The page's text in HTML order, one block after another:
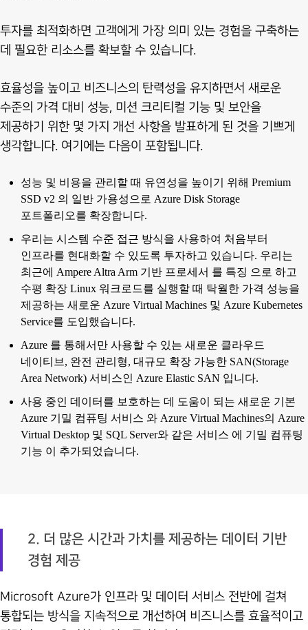
투자를 최적화하면 고객에게 가장 의미 있는 경험을 구축하는
데 필요한 리소스를 확보할 수 있습니다.
효율성을 높이고 비즈니스의 탄력성을 유지하면서 새로운
수준의 가격 대비 성능, 미션 크리티컬 기능 및 보안을
제공하기 위한 몇 가지 개선 사항을 발표하게 된 것을 기쁘게
생각합니다. 여기에는 다음이 포함됩니다.
성능 및 비용을 관리할 때 유연성을 높이기 위해 Premium
SSD v2 의 일반 가용성으로 Azure Disk Storage
포트폴리오를 확장합니다.
우리는 시스템 수준 접근 방식을 사용하여 처음부터
인프라를 현대화할 수 있도록 투자하고 있습니다. 우리는
최근에 Ampere Altra Arm 기반 프로세서 를 특징 으로 하고
수평 확장 Linux 워크로드를 실행할 때 탁월한 가격 성능을
제공하는 새로운 Azure Virtual Machines 및 Azure Kubernetes
Service를 도입했습니다.
Azure 를 통해서만 사용할 수 있는 새로운 클라우드
네이티브, 완전 관리형, 대규모 확장 가능한 SAN(Storage
Area Network) 서비스인 Azure Elastic SAN 입니다.
사용 중인 데이터를 보호하는 데 도움이 되는 새로운 기본
Azure 기밀 컴퓨팅 서비스 와 Azure Virtual Machines의 Azure
Virtual Desktop 및 SQL Server와 같은 서비스 에 기밀 컴퓨팅
기능 이 추가되었습니다.
2. 더 많은 시간과 가치를 제공하는 데이터 기반
경험 제공
Microsoft Azure가 인프라 및 데이터 서비스 전반에 걸쳐
통합되는 방식을 지속적으로 개선하여 비즈니스를 효율적이고